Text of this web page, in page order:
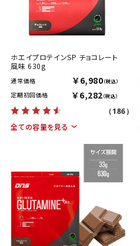
ホエイプロテインSP チョコレート
風味 630g
通常価格 ￥6,980（税込）
定期初回価格 ￥6,282（税込）
（186）
全ての容量を見る